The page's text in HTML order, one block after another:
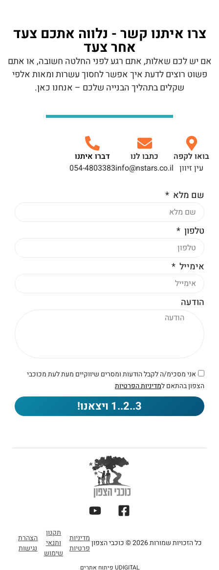
צרו איתנו קשר - נלווה אתכם צעד
אחר צעד
אם יש לכם שאלות, אתם רגע לפני החלטה חשובה, או אתם
פשוט רוצים לדעת איך אפשר לחסוך עשרות ומאות אלפי
שקלים בתהליך הבנייה שלכם – אנחנו כאן.
בואו לקפה
עין זיוון
כתבו לנו
info@nstars.co.il
דברו איתנו
054-4803383
שם מלא
טלפון
אימייל
הודעה
אני מסכימ/ה לקבל הודעות ומסרים שיווקיים מעת לעת מכוכבי
הצפון בהתאם למדיניות הפרטיות
3..2..1 ויצאנו!
כל הזכויות שמורות 2026 © כוכבי הצפון
מדיניות
פרטיות
תקנון
ותנאי
שימוש
הצהרת
נגישות
UDIGITAL פיתוח אתרים